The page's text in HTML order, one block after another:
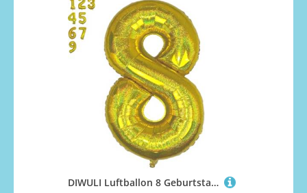
DIWULI Luftballon 8 Geburtstag XXL Gold - Zahl 8 Ballon